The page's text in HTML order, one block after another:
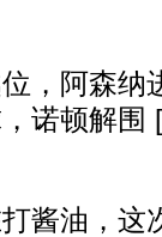
阿森纳
诺顿解围
油，这